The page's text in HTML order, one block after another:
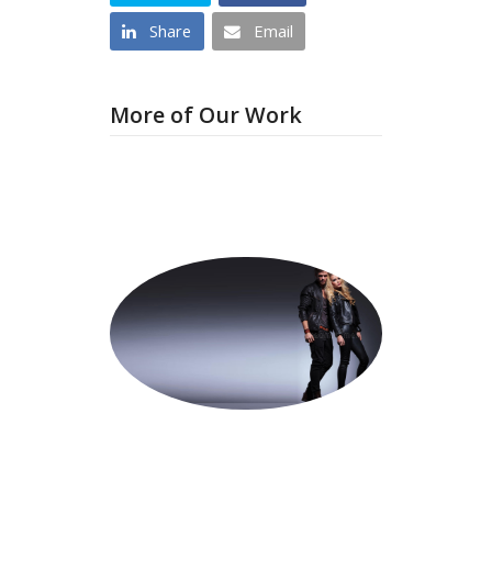
Share
Email
More of Our Work